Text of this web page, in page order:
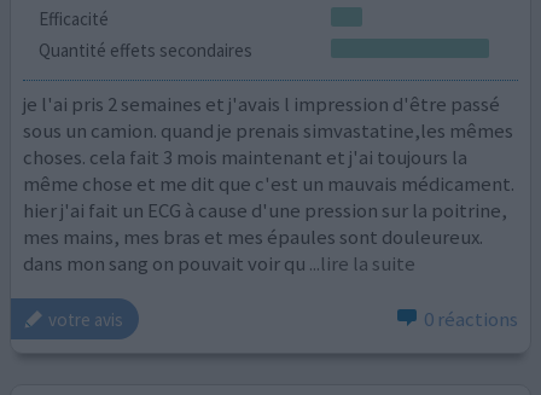
Efficacité
Quantité effets secondaires
je l'ai pris 2 semaines et j'avais l impression d'être passé
sous un camion. quand je prenais simvastatine,les mêmes
choses. cela fait 3 mois maintenant et j'ai toujours la
même chose et me dit que c'est un mauvais médicament.
hier j'ai fait un ECG à cause d'une pression sur la poitrine,
mes mains, mes bras et mes épaules sont douleureux.
dans mon sang on pouvait voir qu ...lire la suite
votre avis 0 réactions